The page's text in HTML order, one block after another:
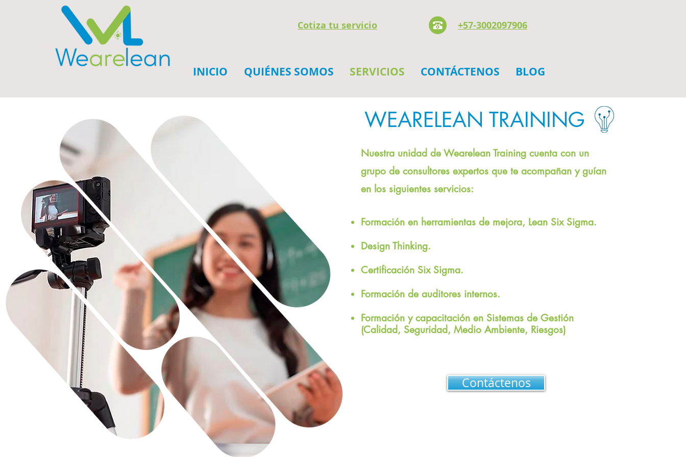
Cotiza tu servicio +57-3002097906
INICIO QUIÉNES SOMOS SERVICIOS CONTÁCTENOS BLOG
WEARELEAN TRAINING
Nuestra unidad de Wearelean Training cuenta con un
grupo de consultores expertos que te acompañan y guían
en los siguientes servicios:​
Formación en herramientas de mejora, Lean Six Sigma.
Design Thinking.
Certificación Six Sigma.
Formación de auditores internos.
Formación y capacitación en Sistemas de Gestión
(Calidad, Seguridad, Medio Ambiente, Riesgos)
Contáctenos